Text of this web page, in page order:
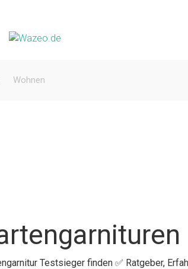
Wohnen
Testsieger finden ✅ Ratgeber,